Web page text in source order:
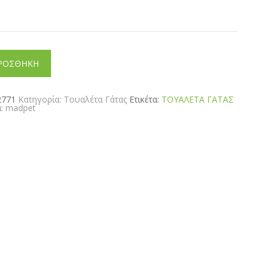
Κατηγορία: Τουαλέτα Γάτας Ετικέτα: ΤΟΥΑΛΕΤΑ ΓΑΤΑΣ
madpet